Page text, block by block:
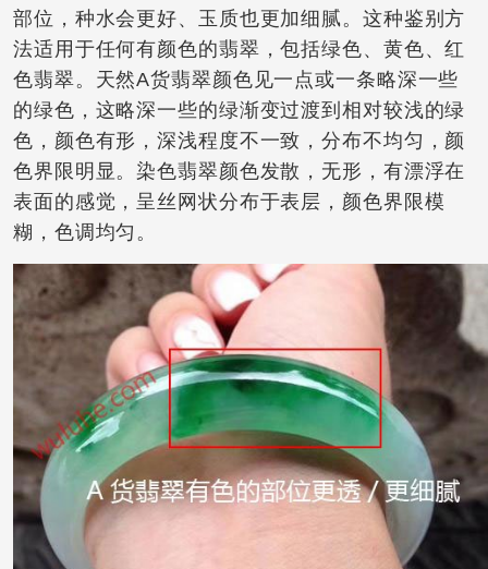
部位，种水会更好、玉质也更加细腻。这种鉴别方
法适用于任何有颜色的翡翠，包括绿色、黄色、红
色翡翠。天然A货翡翠颜色见一点或一条略深一些
的绿色，这略深一些的绿渐变过渡到相对较浅的绿
色，颜色有形，深浅程度不一致，分布不均匀，颜
色界限明显。染色翡翠颜色发散，无形，有漂浮在
表面的感觉，呈丝网状分布于表层，颜色界限模
糊，色调均匀。